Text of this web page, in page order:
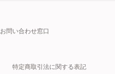
お問い合わせ窓口
特定商取引法に関する表記